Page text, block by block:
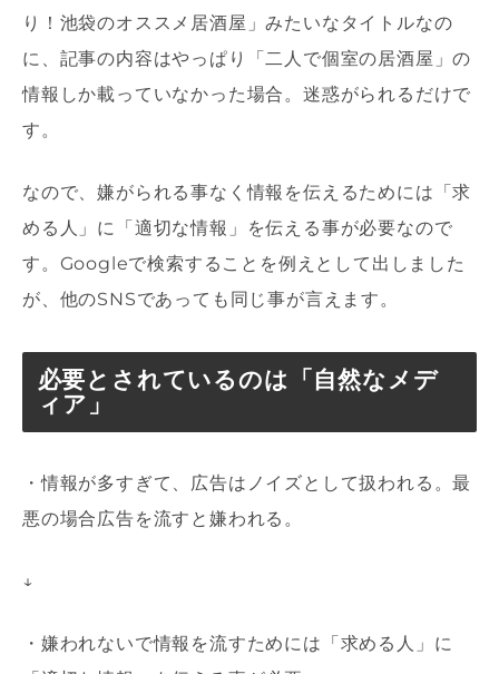
り！池袋のオススメ居酒屋」みたいなタイトルなの
に、記事の内容はやっぱり「二人で個室の居酒屋」の
情報しか載っていなかった場合。迷惑がられるだけで
す。
なので、嫌がられる事なく情報を伝えるためには「求
める人」に「適切な情報」を伝える事が必要なので
す。Googleで検索することを例えとして出しました
が、他のSNSであっても同じ事が言えます。
必要とされているのは「自然なメデ
ィア」
・情報が多すぎて、広告はノイズとして扱われる。最
悪の場合広告を流すと嫌われる。
↓
・嫌われないで情報を流すためには「求める人」に